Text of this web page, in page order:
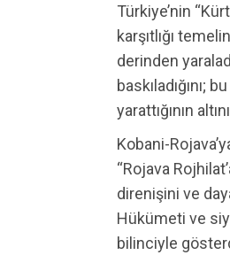
Türkiye’nin
karşıtlığı
derinden
baskıladığını;
yarattığının
Kobani-
“Rojava
direnişini ve
Hükümeti ve
bilinciyle